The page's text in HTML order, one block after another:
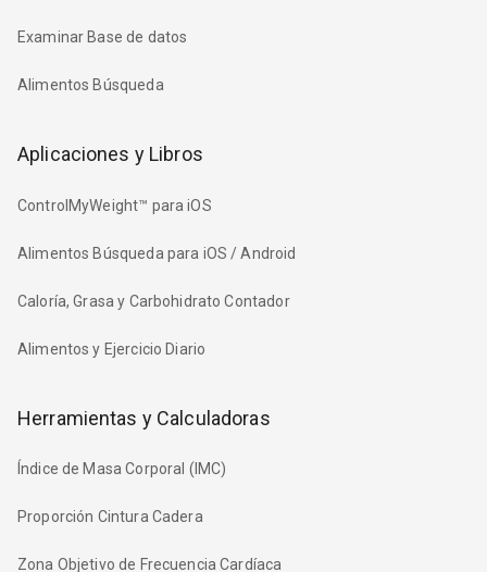
Examinar Base de datos
Alimentos Búsqueda
Aplicaciones y Libros
ControlMyWeight™ para iOS
Alimentos Búsqueda para iOS / Android
Caloría, Grasa y Carbohidrato Contador
Alimentos y Ejercicio Diario
Herramientas y Calculadoras
Índice de Masa Corporal (IMC)
Proporción Cintura Cadera
Zona Objetivo de Frecuencia Cardíaca